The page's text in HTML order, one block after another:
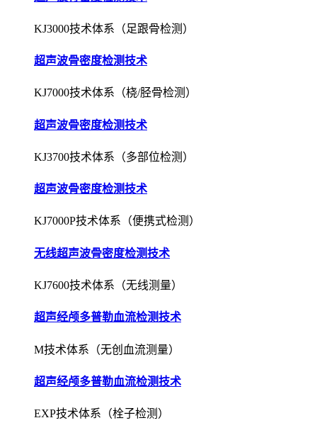
KJ3000技术体系（足跟骨检测）
超声波骨密度检测技术
KJ7000技术体系（桡/胫骨检测）
超声波骨密度检测技术
KJ3700技术体系（多部位检测）
超声波骨密度检测技术
KJ7000P技术体系（便携式检测）
无线超声波骨密度检测技术
KJ7600技术体系（无线测量）
超声经颅多普勒血流检测技术
M技术体系（无创血流测量）
超声经颅多普勒血流检测技术
EXP技术体系（栓子检测）